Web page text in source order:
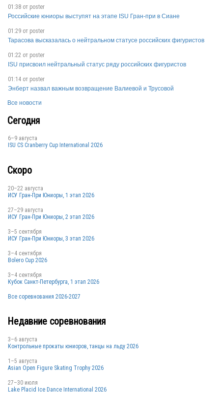
ESP
ESP
ESP
01:38 от poster
Российские юниоры выступят на этапе ISU Гран-при в Сиане
01:29 от poster
Тарасова высказалась о нейтральном статусе российских фигуристов
01:22 от poster
ISU присвоил нейтральный статус ряду российских фигуристов
01:14 от poster
Энберт назвал важным возвращение Валиевой и Трусовой
Все новости
Сегодня
6–9 августа
ISU CS Cranberry Cup International 2026
Скоро
20–22 августа
ИСУ Гран-При Юниоры, 1 этап 2026
27–29 августа
ИСУ Гран-При Юниоры, 2 этап 2026
3–5 сентября
ИСУ Гран-При Юниоры, 3 этап 2026
3–4 сентября
Bolero Cup 2026
3–4 сентября
Кубок Санкт-Петербурга, 1 этап 2026
Все соревнования 2026-2027
Недавние соревнования
3–6 августа
Контрольные прокаты юниоров, танцы на льду 2026
1–5 августа
Asian Open Figure Skating Trophy 2026
27–30 июля
Lake Placid Ice Dance International 2026